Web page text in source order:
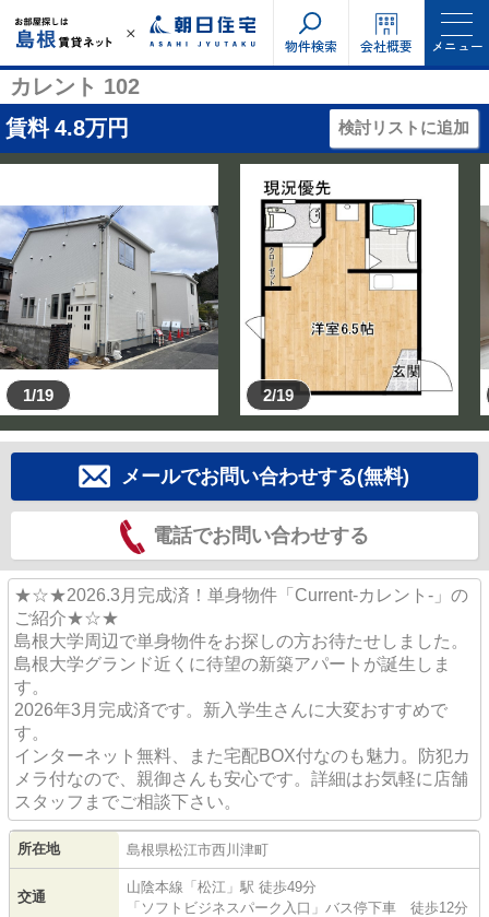
物件検索 会社概要 メニュー
カレント 102
賃料 4.8万円 検討リストに追加
1/19 2/19
メールでお問い合わせする(無料)
電話でお問い合わせする
★☆★2026.3月完成済！単身物件「Current-カレント-」の
ご紹介★☆★
島根大学周辺で単身物件をお探しの方お待たせしました。
島根大学グランド近くに待望の新築アパートが誕生しま
す。
2026年3月完成済です。新入学生さんに大変おすすめで
す。
インターネット無料、また宅配BOX付なのも魅力。防犯カ
メラ付なので、親御さんも安心です。詳細はお気軽に店舗
スタッフまでご相談下さい。
所在地 島根県松江市西川津町
交通
山陰本線 「 松江 」駅 徒歩49分
「ソフトビジネスパーク入口」バス停下車 徒歩12分